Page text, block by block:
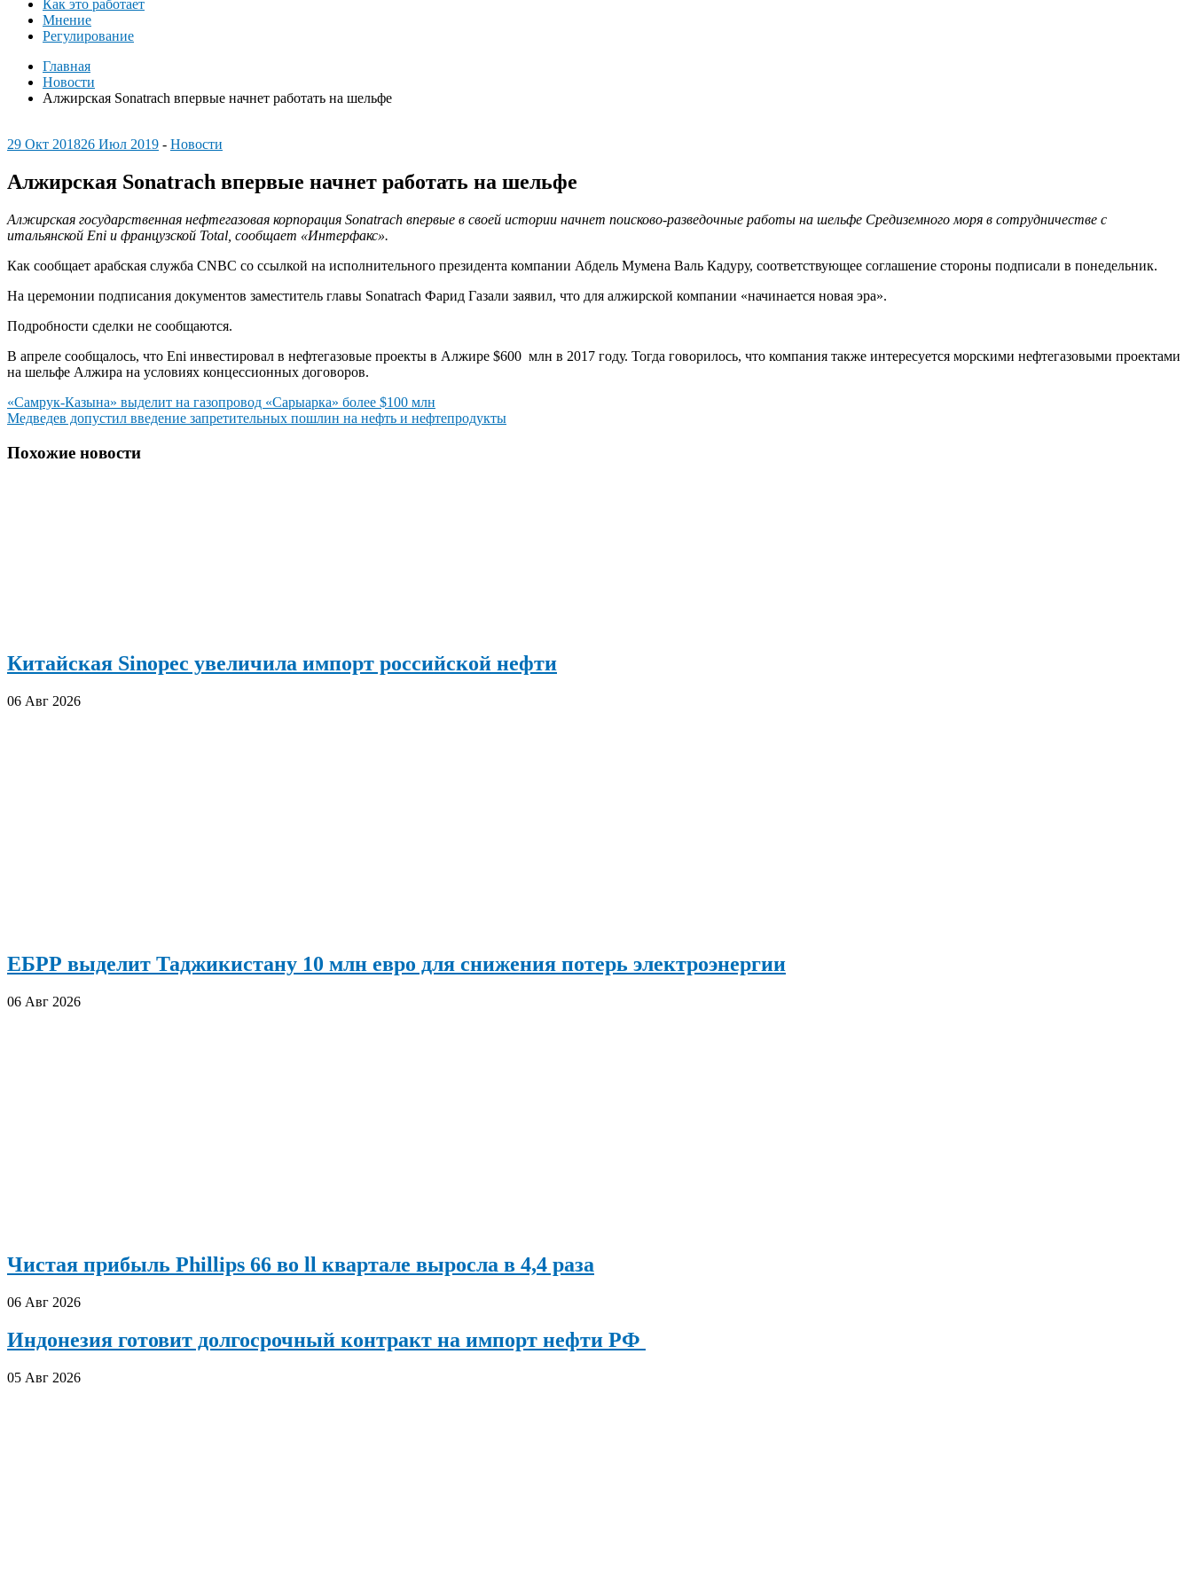
Как это работает
Мнение
Регулирование
Главная
Новости
Алжирская Sonatrach впервые начнет работать на шельфе
29 Окт 201826 Июл 2019 - Новости
Алжирская Sonatrach впервые начнет работать на шельфе
Алжирская государственная нефтегазовая корпорация Sonatrach впервые в своей истории начнет поисково-разведочные работы на шельфе Средиземного моря в сотрудничестве с
итальянской Eni и французской Total, сообщает «Интерфакс».
Как сообщает арабская служба CNBC со ссылкой на исполнительного президента компании Абдель Мумена Валь Кадуру, соответствующее соглашение стороны подписали в понедельник.
На церемонии подписания документов заместитель главы Sonatrach Фарид Газали заявил, что для алжирской компании «начинается новая эра».
Подробности сделки не сообщаются.
В апреле сообщалось, что Eni инвестировал в нефтегазовые проекты в Алжире $600 млн в 2017 году. Тогда говорилось, что компания также интересуется морскими нефтегазовыми проектами
на шельфе Алжира на условиях концессионных договоров.
Навигация
по
записям
«Самрук-Казына» выделит на газопровод «Сарыарка» более $100 млн
Медведев допустил введение запретительных пошлин на нефть и нефтепродукты
Похожие новости
Китайская Sinopec увеличила импорт российской нефти
06 Авг 2026
ЕБРР выделит Таджикистану 10 млн евро для снижения потерь электроэнергии
06 Авг 2026
Чистая прибыль Phillips 66 во ll квартале выросла в 4,4 раза
06 Авг 2026
Индонезия готовит долгосрочный контракт на импорт нефти РФ
05 Авг 2026